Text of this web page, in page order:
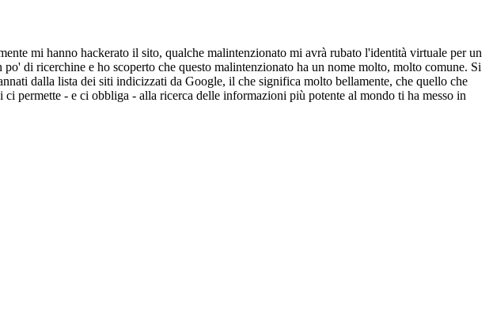
mi hanno hackerato il sito, qualche malintenzionato mi avrà rubato l'identità virtuale per un
di ricerchine e ho scoperto che questo malintenzionato ha un nome molto, molto comune. Si
dalla lista dei siti indicizzati da Google, il che significa molto bellamente, che quello che
permette - e ci obbliga - alla ricerca delle informazioni più potente al mondo ti ha messo in